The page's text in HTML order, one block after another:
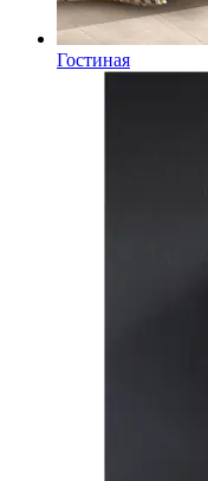
Гостиная